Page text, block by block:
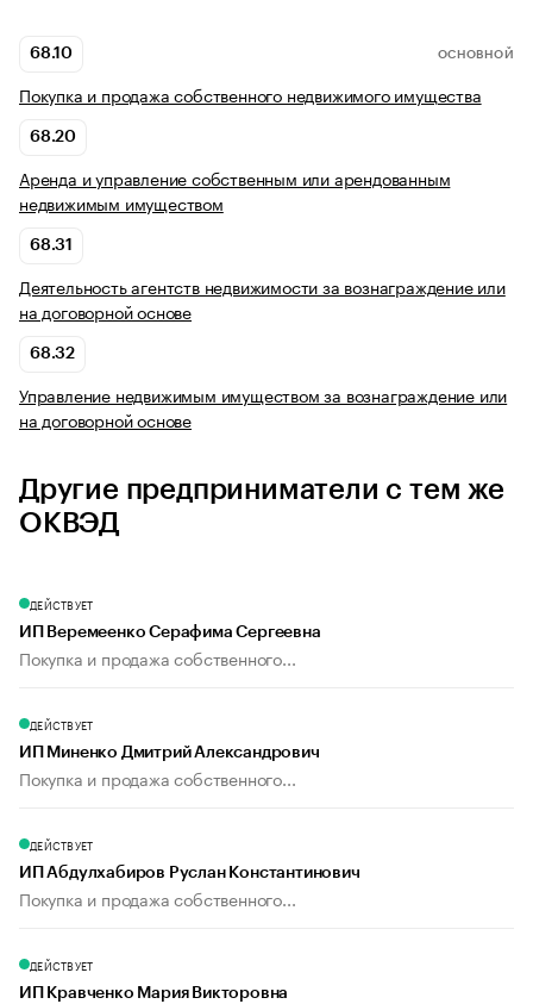
68.10 ОСНОВНОЙ
Покупка и продажа собственного недвижимого имущества
68.20
Аренда и управление собственным или арендованным
недвижимым имуществом
68.31
Деятельность агентств недвижимости за вознаграждение или
на договорной основе
68.32
Управление недвижимым имуществом за вознаграждение или
на договорной основе
Другие предприниматели с тем же
ОКВЭД
ДЕЙСТВУЕТ
ИП Веремеенко Серафима Сергеевна
Покупка и продажа собственного...
ДЕЙСТВУЕТ
ИП Миненко Дмитрий Александрович
Покупка и продажа собственного...
ДЕЙСТВУЕТ
ИП Абдулхабиров Руслан Константинович
Покупка и продажа собственного...
ДЕЙСТВУЕТ
ИП Кравченко Мария Викторовна